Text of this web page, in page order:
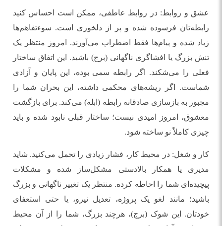
عشق و روابط: در روابط عاطفی، ممکن است احساس کنید
رابطه‌تان فرسوده شده و پر از دلخوری است. سوءتفاهم‌ها
زیاد شده و پیام‌ها فقط اضطراب می‌آورند. امروز منتظر یک
تنش بزرگ یا افشاگری ناگهانی (برج) باشید. این اتفاق ساختار
فعلی را می‌شکند. اگر رابطه سمی بوده، این پایان و آزادی
شماست. اگر ریشه‌های محکمی داشته، این بحران شما را
مجبور به بازسازی صادقانه رابطه (ابله) می‌کند. برای بازگشت
معشوق، امروز امیدی نیست؛ ساختار قبلی نابود شده و باید
چیزی کاملاً نو ساخته شود.
کار و شغل: در محیط کار، فشار زیادی را تحمل می‌کنید. شاید
مدیری یا همکار بالادستی مشکل‌ساز شده و مشکلات
پیچیده‌ای شما را احاطه کرده. منتظر یک تغییر ناگهانی و بزرگ
باشید؛ مانند لغو یک پروژه، تعدیل نیرو، یا حتی استعفای
خودتان. این شوک (برج)، هرچند بزرگ، شما را از آن محیط